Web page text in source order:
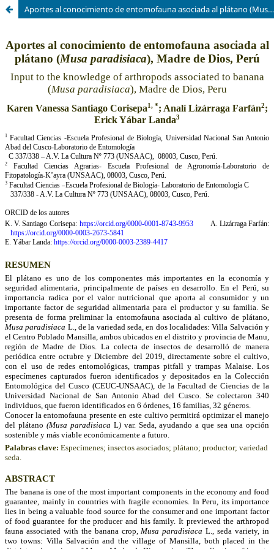
Aportes al conocimiento de entomofauna asociada al plátano (Musa paradisiaca), Madre de Dios, Perú